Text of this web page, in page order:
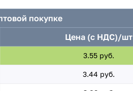
покупке
Цена (с НДС)/шт
3.55 руб.
3.44 руб.